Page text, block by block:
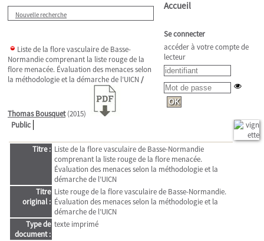
Nouvelle recherche
Liste de la flore vasculaire de Basse-
Normandie comprenant la liste rouge de la
flore menacée. Évaluation des menaces selon
la méthodologie et la démarche de l’UICN/
Thomas Bousquet(2015)
Public
Titre : Liste de la flore vasculaire de Basse-Normandie
comprenant la liste rouge de la flore menacée.
Évaluation des menaces selon la méthodologie et la
démarche de l’UICN
Titre
original :
Liste rouge de la flore vasculaire de Basse-Normandie.
Évaluation des menaces selon la méthodologie et la
démarche de l’UICN
Type de
document :
texte imprimé
Accueil
Se connecter
accéder à votre compte de
lecteur